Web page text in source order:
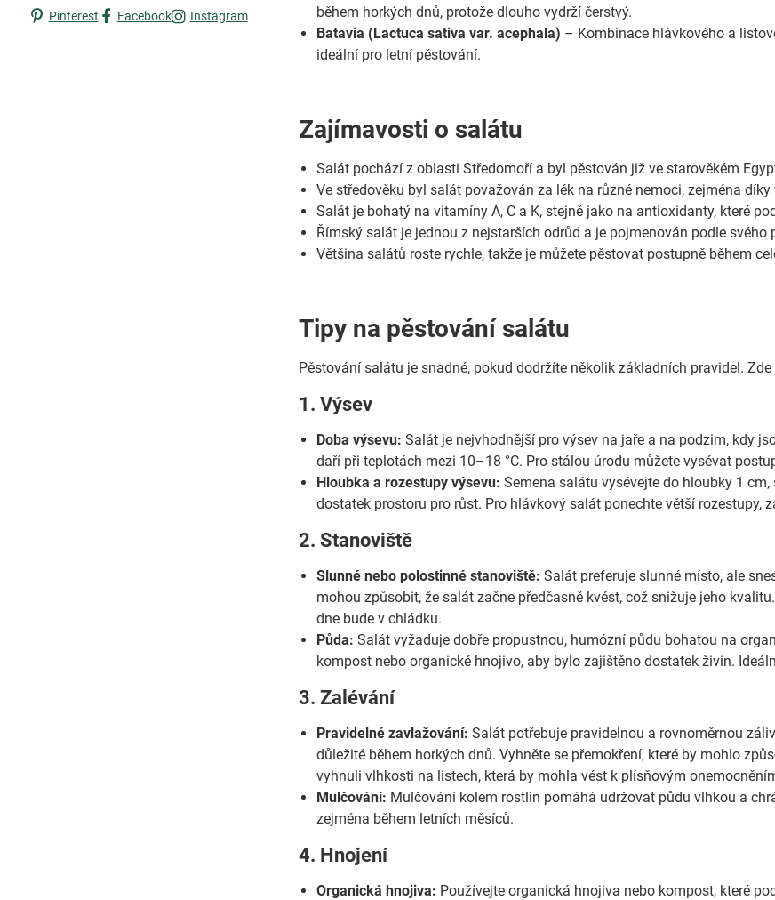
během horkých dnů, protože dlouho vydrží čerstvý.
Batavia (Lactuca sativa var. acephala) – Kombinace hlávkového a
ideální pro letní pěstování.
Zajímavosti o salátu
Salát pochází z oblasti Středomoří a byl pěstován již ve starověkém
Ve středověku byl salát považován za lék na různé nemoci, zejména
Salát je bohatý na vitamíny A, C a K, stejně jako na antioxidanty, které
Římský salát je jednou z nejstarších odrůd a je pojmenován podle svého
Většina salátů roste rychle, takže je můžete pěstovat postupně během
Tipy na pěstování salátu
Pěstování salátu je snadné, pokud dodržíte několik základních pravidel.
1. Výsev
Doba výsevu: Salát je nejvhodnější pro výsev na jaře a na podzim, kdy
daří při teplotách mezi 10–18 °C. Pro stálou úrodu můžete vysévat
Hloubka a rozestupy výsevu: Semena salátu vysévejte do hloubky 1
dostatek prostoru pro růst. Pro hlávkový salát ponechte větší rozestupy,
2. Stanoviště
Slunné nebo polostinné stanoviště: Salát preferuje slunné místo, ale
mohou způsobit, že salát začne předčasně kvést, což snižuje jeho
dne bude v chládku.
Půda: Salát vyžaduje dobře propustnou, humózní půdu bohatou na
kompost nebo organické hnojivo, aby bylo zajištěno dostatek živin.
3. Zalévání
Pravidelné zavlažování: Salát potřebuje pravidelnou a rovnoměrnou
důležité během horkých dnů. Vyhněte se přemokření, které by mohlo
vyhnuli vlhkosti na listech, která by mohla vést k plísňovým
Mulčování: Mulčování kolem rostlin pomáhá udržovat půdu vlhkou a
zejména během letních měsíců.
4. Hnojení
Organická hnojiva: Používejte organická hnojiva nebo kompost, které
Pinterest Facebook Instagram